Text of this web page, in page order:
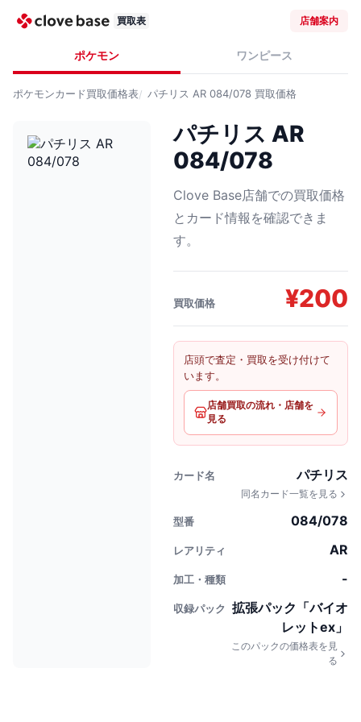
買取表 店舗案内
ポケモン ワンピース
ポケモンカード買取価格表 パチリス AR 084/078 買取価格
パチリス AR
084/078
Clove Base店舗での買取価格
とカード情報を確認できま
す。
買取価格 ¥200
店頭で査定・買取を受け付けて
います。
店舗買取の流れ・店舗を
見る
カード名 パチリス
同名カード一覧を見る
型番 084/078
レアリティ AR
加工・種類 -
収録パック
拡張パック「バイオ
レットex」
このパックの価格表を見
る